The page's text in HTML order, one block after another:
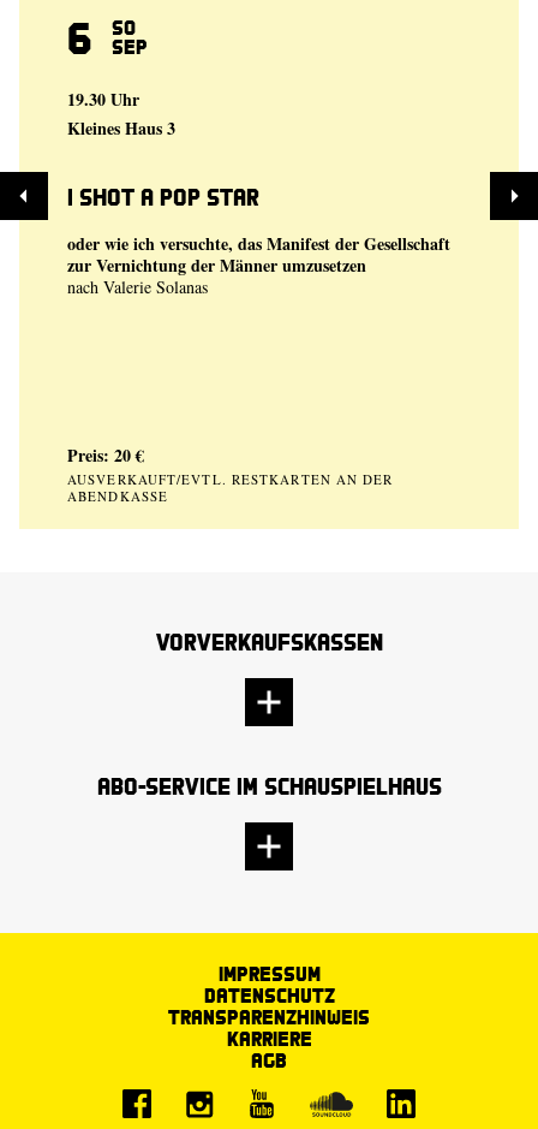
6 So
Sep
19.30 Uhr
Kleines Haus 3
I shot a Pop Star
oder wie ich versuchte, das Manifest der Gesellschaft
zur Vernichtung der Männer umzusetzen
nach Valerie Solanas
Preis: 20 €
AUSVERKAUFT/EVTL. RESTKARTEN AN DER
ABENDKASSE
Vorverkaufskassen
Abo-Service im Schauspielhaus
Impressum
Datenschutz
Transparenzhinweis
Karriere
AGB